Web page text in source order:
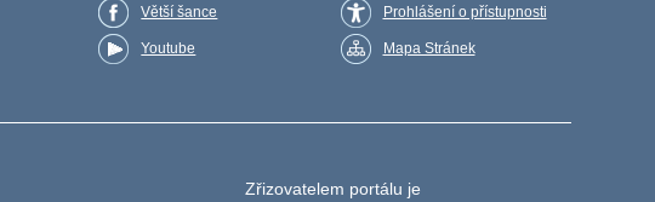
Větší šance
Youtube
Prohlášení o přístupnosti
Mapa Stránek
Zřizovatelem portálu je